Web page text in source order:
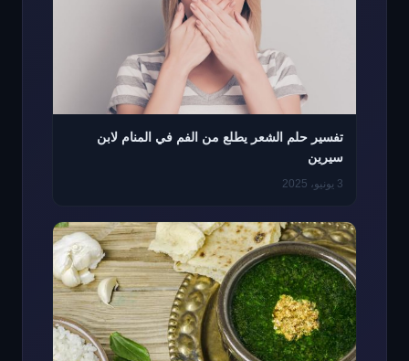
تفسير حلم الشعر يطلع من الفم في المنام لابن
سيرين
3 يونيو، 2025